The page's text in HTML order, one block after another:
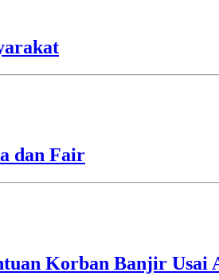
dan Fair
Korban Banjir Usai